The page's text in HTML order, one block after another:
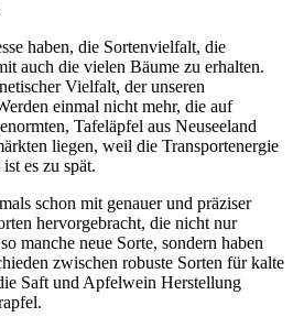
haben, die Sortenvielfalt, die
auch die vielen Bäume zu erhalten.
Vielfalt, der unseren
einmal nicht mehr, die auf
Tafeläpfel aus Neuseeland
liegen, weil die Transportenergie
es zu spät.
schon mit genauer und präziser
hervorgebracht, die nicht nur
manche neue Sorte, sondern haben
zwischen robuste Sorten für kalte
Saft und Apfelwein Herstellung